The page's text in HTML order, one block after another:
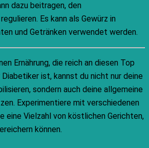
dazu beitragen, den
Es kann als Gewürz in
und Getränken verwendet werden.
Ernährung, die reich an diesen Top
ist, kannst du nicht nur deine
sondern auch deine allgemeine
Experimentiere mit verschiedenen
eine Vielzahl von köstlichen Gerichten,
können.